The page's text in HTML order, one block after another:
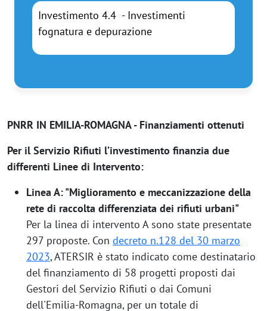
Investimento 4.4 - Investimenti
fognatura e depurazione
PNRR IN EMILIA-ROMAGNA - Finanziamenti ottenuti
Per il Servizio Rifiuti l’investimento finanzia due
differenti Linee di Intervento:
Linea A: "Miglioramento e meccanizzazione della
rete di raccolta differenziata dei rifiuti urbani"
Per la linea di intervento A sono state presentate
297 proposte. Con decreto n.128 del 30 marzo
2023, ATERSIR è stato indicato come destinatario
del finanziamento di 58 progetti proposti dai
Gestori del Servizio Rifiuti o dai Comuni
dell'Emilia-Romagna, per un totale di